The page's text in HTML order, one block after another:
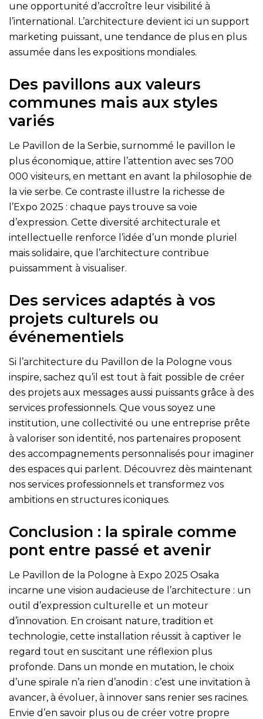
une opportunité d’accroître leur visibilité à
l’international. L’architecture devient ici un support
marketing puissant, une tendance de plus en plus
assumée dans les expositions mondiales.
Des pavillons aux valeurs
communes mais aux styles
variés
Le Pavillon de la Serbie, surnommé le pavillon le
plus économique, attire l’attention avec ses 700
000 visiteurs, en mettant en avant la philosophie de
la vie serbe. Ce contraste illustre la richesse de
l’Expo 2025 : chaque pays trouve sa voie
d’expression. Cette diversité architecturale et
intellectuelle renforce l’idée d’un monde pluriel
mais solidaire, que l’architecture contribue
puissamment à visualiser.
Des services adaptés à vos
projets culturels ou
événementiels
Si l’architecture du Pavillon de la Pologne vous
inspire, sachez qu’il est tout à fait possible de créer
des projets aux messages aussi puissants grâce à des
services professionnels. Que vous soyez une
institution, une collectivité ou une entreprise prête
à valoriser son identité, nos partenaires proposent
des accompagnements personnalisés pour imaginer
des espaces qui parlent. Découvrez dès maintenant
nos services professionnels et transformez vos
ambitions en structures iconiques.
Conclusion : la spirale comme
pont entre passé et avenir
Le Pavillon de la Pologne à Expo 2025 Osaka
incarne une vision audacieuse de l’architecture : un
outil d’expression culturelle et un moteur
d’innovation. En croisant nature, tradition et
technologie, cette installation réussit à captiver le
regard tout en suscitant une réflexion plus
profonde. Dans un monde en mutation, le choix
d’une spirale n’a rien d’anodin : c’est une invitation à
avancer, à évoluer, à innover sans renier ses racines.
Envie d’en savoir plus ou de créer votre propre